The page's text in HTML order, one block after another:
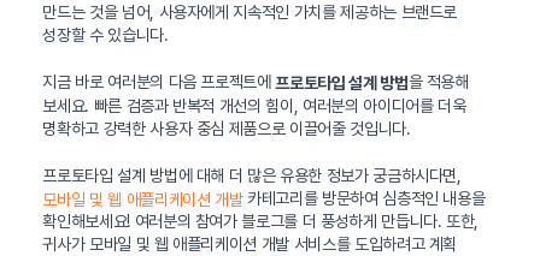
만드는 것을 넘어, 사용자에게 지속적인 가치를 제공하는 브랜드로
성장할 수 있습니다.
지금 바로 여러분의 다음 프로젝트에 프로토타입 설계 방법을 적용해
보세요. 빠른 검증과 반복적 개선의 힘이, 여러분의 아이디어를 더욱
명확하고 강력한 사용자 중심 제품으로 이끌어줄 것입니다.
프로토타입 설계 방법에 대해 더 많은 유용한 정보가 궁금하시다면,
모바일 및 웹 애플리케이션 개발카테고리를 방문하여 심층적인 내용을
확인해보세요! 여러분의 참여가 블로그를 더 풍성하게 만듭니다. 또한,
귀사가 모바일 및 웹 애플리케이션 개발 서비스를 도입하려고 계획